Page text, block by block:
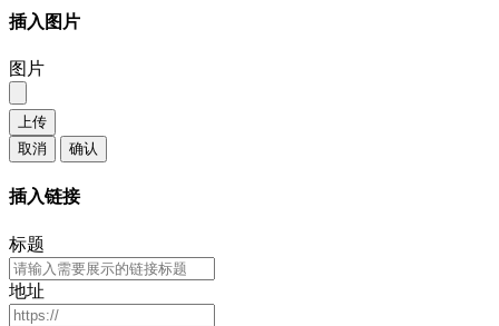
插入图片
图片
上传
取消
确认
插入链接
标题
地址